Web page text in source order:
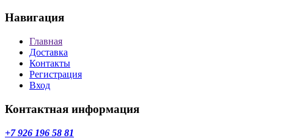
Навигация
Главная
Доставка
Контакты
Регистрация
Вход
Контактная информация
+7 926 196 58 81